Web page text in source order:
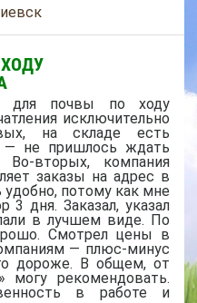
для почвы по ходу
исключительно
на складе есть
— не пришлось ждать
Во-вторых, компания
заказы на адрес в
потому как мне
3 дня. Заказал, указал
в лучшем виде. По
Смотрел цены в
— плюс-минус
дороже. В общем, от
рекомендовать.
в работе и